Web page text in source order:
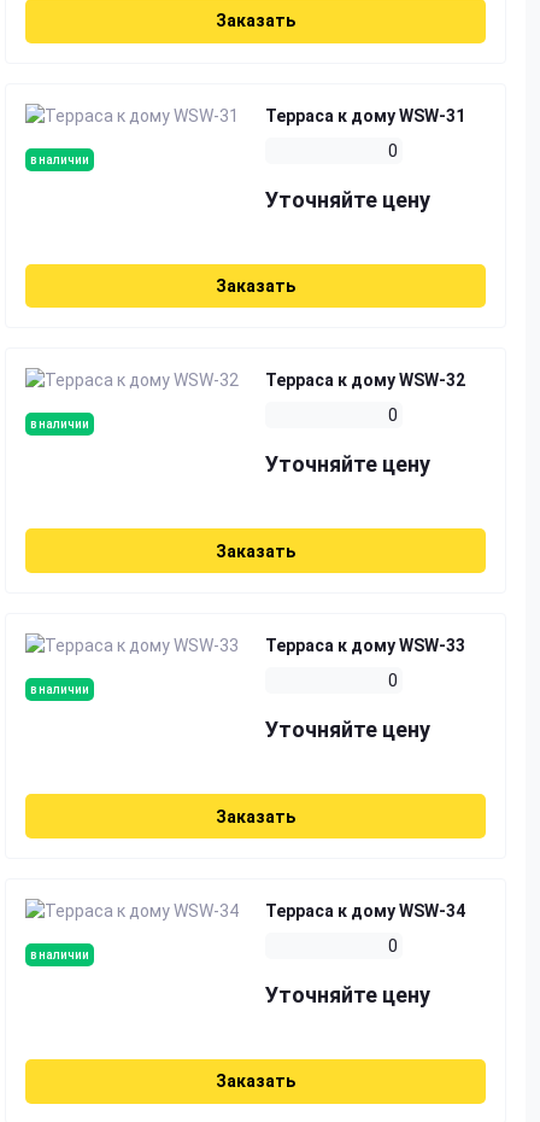
Заказать
в наличии
Терраса к дому WSW-31
0
Уточняйте цену
Заказать
в наличии
Терраса к дому WSW-32
0
Уточняйте цену
Заказать
в наличии
Терраса к дому WSW-33
0
Уточняйте цену
Заказать
в наличии
Терраса к дому WSW-34
0
Уточняйте цену
Заказать